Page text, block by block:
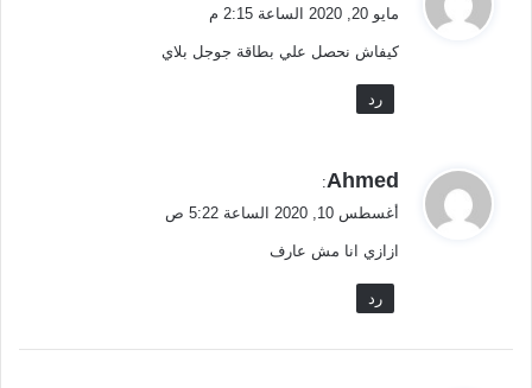
ل
مايو 20, 2020 الساعة 2:15 م
كيفاش نحصل علي بطاقة جوجل بلاي
رد
ي
ق
ل
Ahmed
:
أغسطس 10, 2020 الساعة 5:22 ص
ازازي انا مش عارف
رد